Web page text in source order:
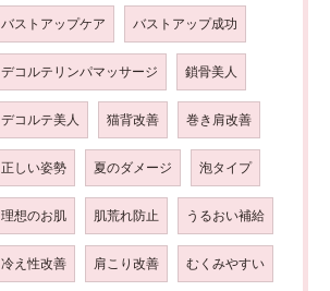
バストアップケア バストアップ成功
デコルテリンパマッサージ 鎖骨美人
デコルテ美人 猫背改善 巻き肩改善
正しい姿勢 夏のダメージ 泡タイプ
理想のお肌 肌荒れ防止 うるおい補給
冷え性改善 肩こり改善 むくみやすい